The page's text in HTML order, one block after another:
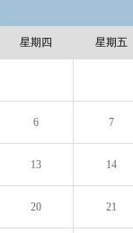
星期四 星期五
6 7
13 14
20 21